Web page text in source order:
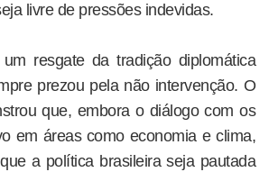
livre de pressões indevidas.
resgate da tradição diplomática
prezou pela não intervenção. O
que, embora o diálogo com os
em áreas como economia e clima,
a política brasileira seja pautada